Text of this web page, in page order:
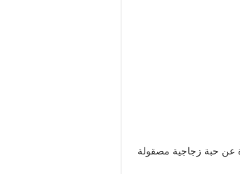
عن حبة زجاجية مصقولة